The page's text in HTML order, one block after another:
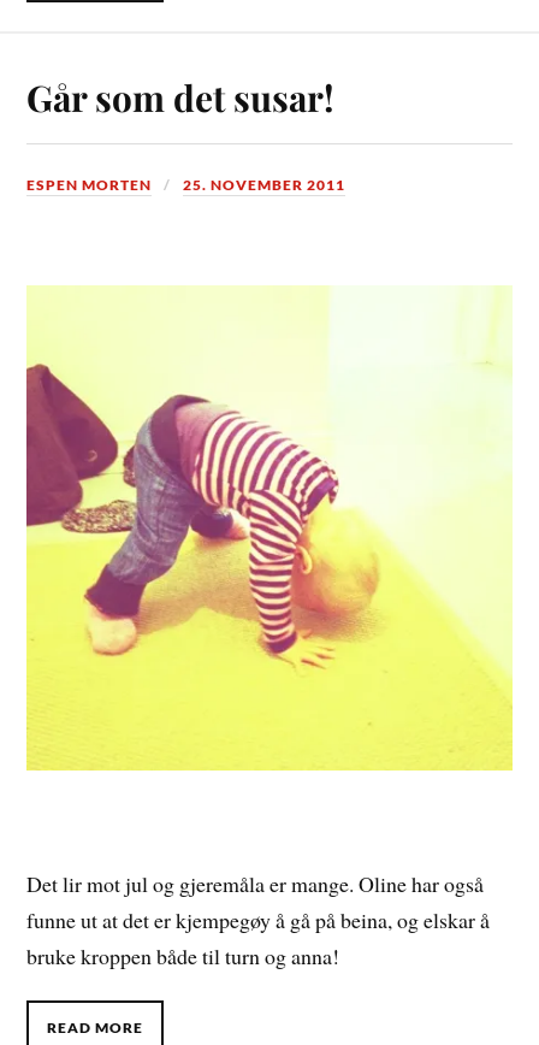
Går som det susar!
ESPEN MORTEN 25. NOVEMBER 2011
Det lir mot jul og gjeremåla er mange. Oline har også
funne ut at det er kjempegøy å gå på beina, og elskar å
bruke kroppen både til turn og anna!
READ MORE